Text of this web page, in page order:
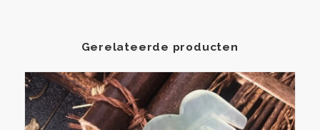
Gerelateerde producten